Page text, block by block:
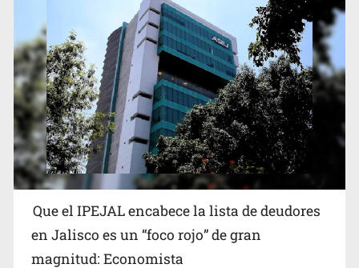
Reporta 627 acciones tras inundación en Balcones de
Oblatos
Que el IPEJAL encabece la lista de deudores
en Jalisco es un “foco rojo” de gran
magnitud: Economista